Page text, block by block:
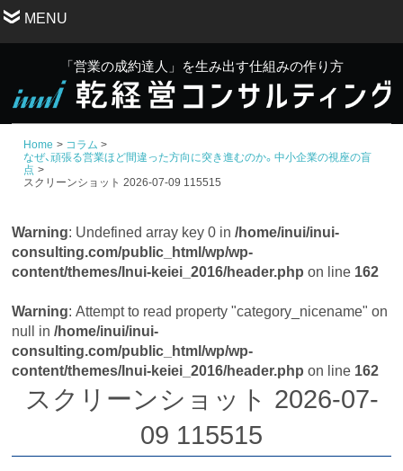
MENU
「営業の成約達人」を生み出す仕組みの作り方
Home
コラム
なぜ、頑張る営業ほど間違った方向に突き進むのか。中小企業の視座の盲
点
スクリーンショット 2026-07-09 115515
Warning : Undefined array key 0 in/home/inui/inui-
consulting.com/public_html/wp/wp-
content/themes/Inui-keiei_2016/header.php on line 162
Warning: Attempt to read property "category_nicename" on
null in/home/inui/inui-
consulting.com/public_html/wp/wp-
content/themes/Inui-keiei_2016/header.php on line 162
スクリーンショット 2026-07-
09 115515